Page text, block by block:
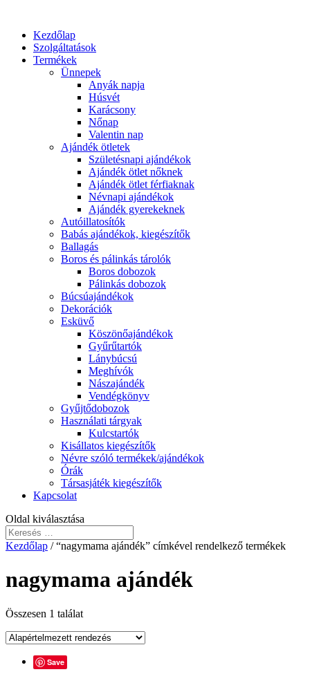
Kezdőlap
Szolgáltatások
Termékek
Ünnepek
Anyák napja
Húsvét
Karácsony
Nőnap
Valentin nap
Ajándék ötletek
Születésnapi ajándékok
Ajándék ötlet nőknek
Ajándék ötlet férfiaknak
Névnapi ajándékok
Ajándék gyerekeknek
Autóillatosítók
Babás ajándékok, kiegészítők
Ballagás
Boros és pálinkás tárolók
Boros dobozok
Pálinkás dobozok
Búcsúajándékok
Dekorációk
Esküvő
Köszönőajándékok
Gyűrűtartók
Lánybúcsú
Meghívók
Nászajándék
Vendégkönyv
Gyűjtődobozok
Használati tárgyak
Kulcstartók
Kisállatos kiegészítők
Névre szóló termékek/ajándékok
Órák
Társasjáték kiegészítők
Kapcsolat
Oldal kiválasztása
Kezdőlap / “nagymama ajándék” címkével rendelkező termékek
nagymama ajándék
Összesen 1 találat
Save